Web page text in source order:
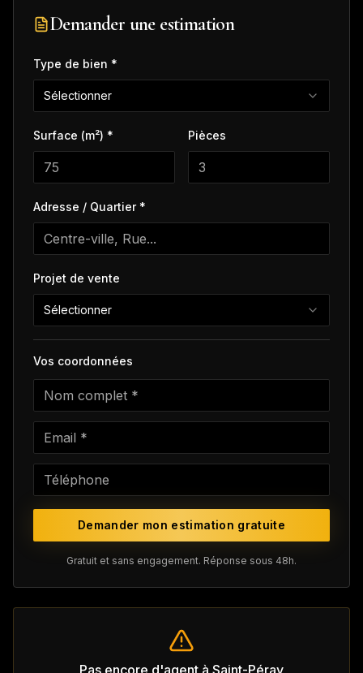
Demander une estimation
Type de bien *
Sélectionner
Surface (m²) * Pièces
Adresse / Quartier *
Projet de vente
Sélectionner
Vos coordonnées
Demander mon estimation gratuite
Gratuit et sans engagement. Réponse sous 48h.
Pas encore d'agent à Saint-Péray